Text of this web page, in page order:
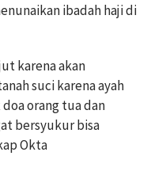
ibadah haji di
karena akan
suci karena ayah
orang tua dan
bersyukur bisa
Okta